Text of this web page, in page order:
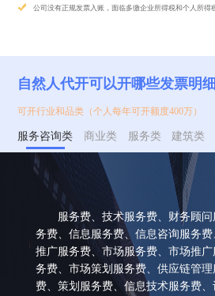
公司没有正规发票入账，面临多缴企业所得税和个人所得
自然人代开可以开哪些发票明
可开行业和品类（个人每年可开额度400万）
服务咨询类 商业类 服务类 建筑类
服务费、技术服务费、财务顾问
务费、信息服务费、信息咨询服务
推广服务费、市场服务费、市场推
务费、市场策划服务费、供应链管
费、策划服务费、信息技术服务费